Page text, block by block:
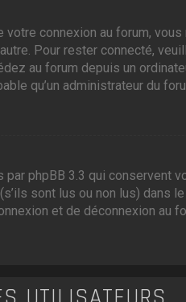
connexion au forum,
Pour rester connecté,
au forum depuis un
qu’un administrateur du
phpBB 3.3 qui conservent
sont lus ou non lus) dans
et de déconnexion au